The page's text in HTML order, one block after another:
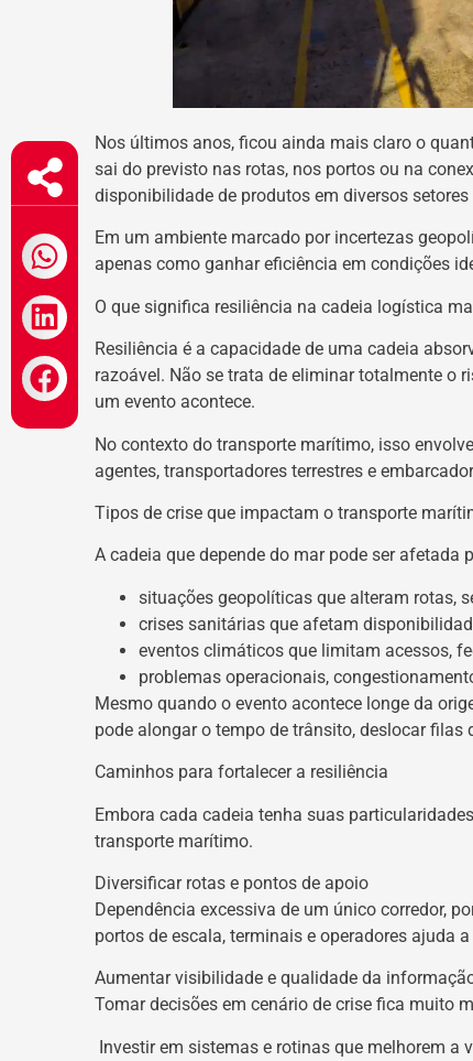
Nos últimos anos, ficou ainda mais claro o
sai do previsto nas rotas, nos portos ou na
disponibilidade de produtos em diversos
Em um ambiente marcado por incertezas
apenas como ganhar eficiência em condições
O que significa resiliência na cadeia logística
Resiliência é a capacidade de uma cadeia
razoável. Não se trata de eliminar totalmente o
um evento acontece.
No contexto do transporte marítimo, isso
agentes, transportadores terrestres e
Tipos de crise que impactam o transporte
A cadeia que depende do mar pode ser afetada
situações geopolíticas que alteram rotas,
crises sanitárias que afetam
eventos climáticos que limitam acessos,
problemas operacionais,
Mesmo quando o evento acontece longe da
pode alongar o tempo de trânsito, deslocar
Caminhos para fortalecer a resiliência
Embora cada cadeia tenha suas
transporte marítimo.
Diversificar rotas e pontos de apoio
Dependência excessiva de um único corredor,
portos de escala, terminais e operadores ajuda
Aumentar visibilidade e qualidade da
Tomar decisões em cenário de crise fica muito
Investir em sistemas e rotinas que melhorem a